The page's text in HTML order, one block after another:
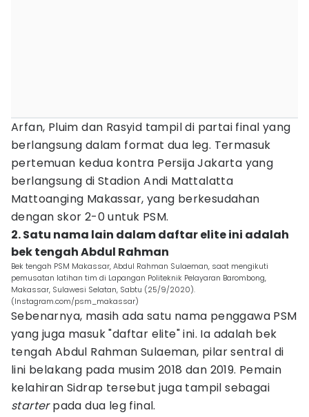
Arfan, Pluim dan Rasyid tampil di partai final yang
berlangsung dalam format dua leg. Termasuk
pertemuan kedua kontra Persija Jakarta yang
berlangsung di Stadion Andi Mattalatta
Mattoanging Makassar, yang berkesudahan
dengan skor 2-0 untuk PSM.
2. Satu nama lain dalam daftar elite ini adalah
bek tengah Abdul Rahman
Bek tengah PSM Makassar, Abdul Rahman Sulaeman, saat mengikuti
pemusatan latihan tim di Lapangan Politeknik Pelayaran Barombong,
Makassar, Sulawesi Selatan, Sabtu (25/9/2020).
(Instagram.com/psm_makassar)
Sebenarnya, masih ada satu nama penggawa PSM
yang juga masuk "daftar elite" ini. Ia adalah bek
tengah Abdul Rahman Sulaeman, pilar sentral di
lini belakang pada musim 2018 dan 2019. Pemain
kelahiran Sidrap tersebut juga tampil sebagai
starterpada dua leg final.